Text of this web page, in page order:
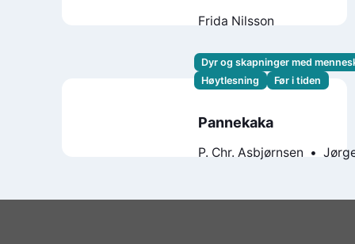
Frida Nilsson
Dyr og skapninger med
Høytlesning
Før i tiden
Pannekaka
P. Chr. Asbjørnsen